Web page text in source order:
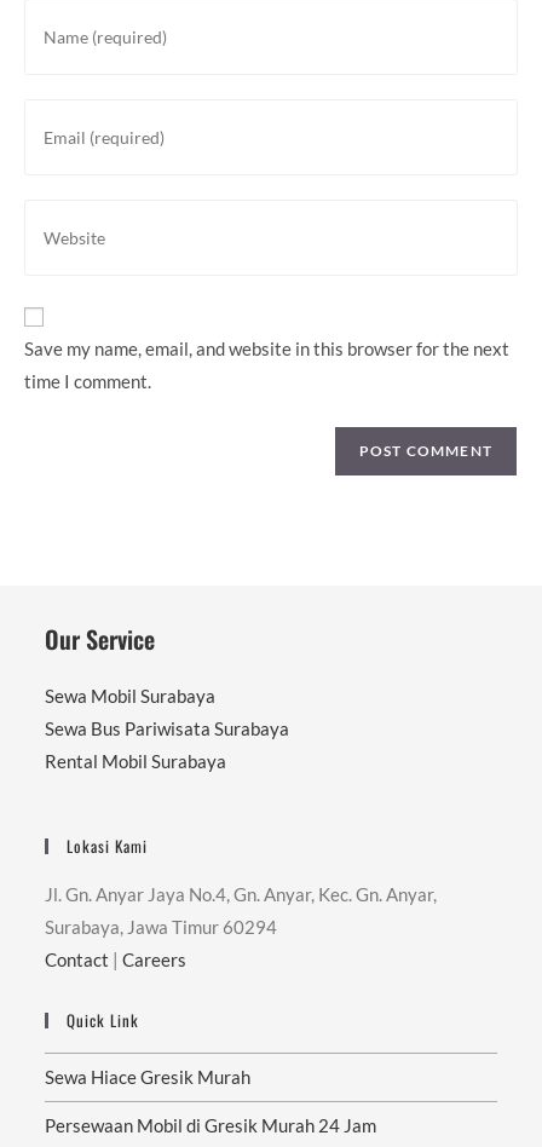
your
username
your
your
URL
Save my name, email, and website in this browser for the next
time I comment.
Our Service
Sewa Mobil Surabaya
Sewa Bus Pariwisata Surabaya
Rental Mobil Surabaya
Lokasi Kami
Jl. Gn. Anyar Jaya No.4, Gn. Anyar, Kec. Gn. Anyar,
Surabaya, Jawa Timur 60294
Contact |Careers
Quick Link
Sewa Hiace Gresik Murah
Persewaan Mobil di Gresik Murah 24 Jam